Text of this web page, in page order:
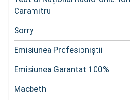
Caramitru
Sorry
Emisiunea Profesioniștii
Emisiunea Garantat 100%
Macbeth